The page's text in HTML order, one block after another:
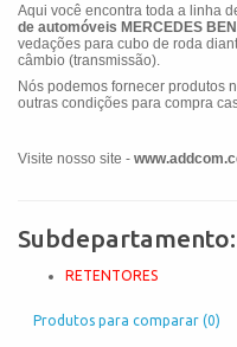
Aqui você encontra toda a linha
de automóveis MERCEDES
vedações para cubo de roda
câmbio (transmissão).
Nós podemos fornecer produtos
outras condições para compra
Visite nosso site -
Subdepartamento:
RETENTORES
Produtos para comparar (0)